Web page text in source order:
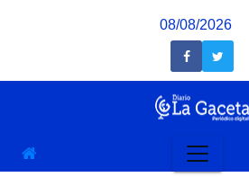
08/08/2026